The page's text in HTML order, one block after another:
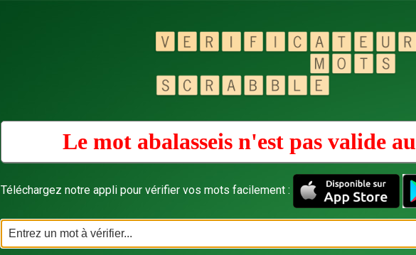
Le mot abalasseis n'est pas valide au
Téléchargez notre appli pour vérifier vos mots facilement :